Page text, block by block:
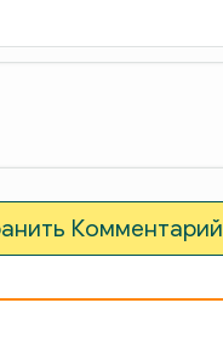
Комментарий